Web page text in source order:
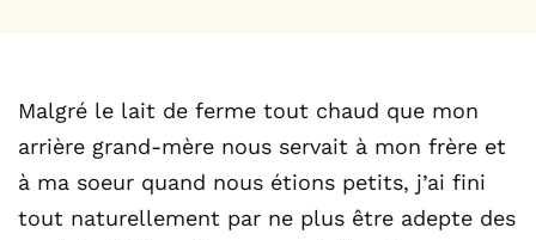
Malgré le lait de ferme tout chaud que mon
arrière grand-mère nous servait à mon frère et
à ma soeur quand nous étions petits, j’ai fini
tout naturellement par ne plus être adepte des